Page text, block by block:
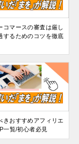
コマースの審査は厳し
するためのコツを徹底
きおすすめアフィリエ
一覧/初心者必見